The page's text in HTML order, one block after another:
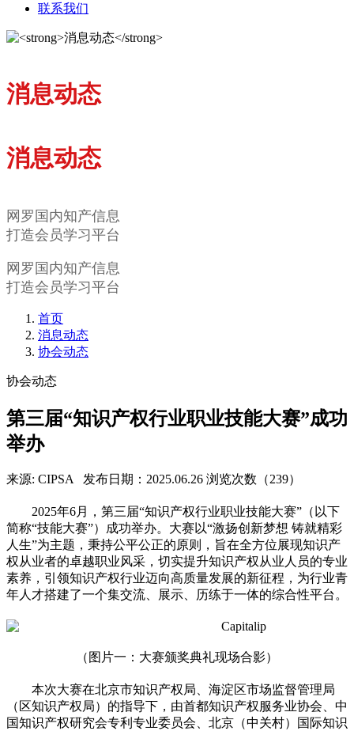
联系我们
消息动态
消息动态
网罗国内知产信息
打造会员学习平台
网罗国内知产信息
打造会员学习平台
首页
消息动态
协会动态
协会动态
第三届“知识产权行业职业技能大赛”成功
举办
来源: CIPSA 发布日期：2025.06.26 浏览次数（239）
2025年6月，第三届“知识产权行业职业技能大赛”（以下
简称“技能大赛”）成功举办。大赛以“激扬创新梦想 铸就精彩
人生”为主题，秉持公平公正的原则，旨在全方位展现知识产
权从业者的卓越职业风采，切实提升知识产权从业人员的专业
素养，引领知识产权行业迈向高质量发展的新征程，为行业青
年人才搭建了一个集交流、展示、历练于一体的综合性平台。
（图片一：大赛颁奖典礼现场合影）
本次大赛在北京市知识产权局、海淀区市场监督管理局
（区知识产权局）的指导下，由首都知识产权服务业协会、中
国知识产权研究会专利专业委员会、北京（中关村）国际知识